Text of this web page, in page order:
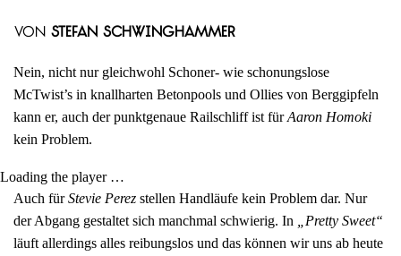
von Stefan Schwinghammer
Nein, nicht nur gleichwohl Schoner- wie schonungslose
McTwist’s in knallharten Betonpools und Ollies von Berggipfeln
kann er, auch der punktgenaue Railschliff ist fürAaron Homoki
kein Problem.
Loading the player …
Auch fürStevie Perez stellen Handläufe kein Problem dar. Nur
der Abgang gestaltet sich manchmal schwierig. In
„Pretty Sweet“
läuft allerdings alles reibungslos und das können wir uns ab heute